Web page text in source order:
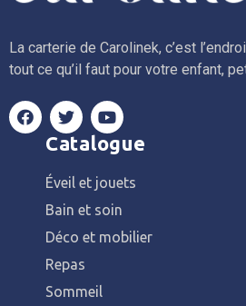
La carterie de Carolinek, c’est
tout ce qu’il faut pour votre enfant,
Catalogue
Éveil et jouets
Bain et soin
Déco et mobilier
Repas
Sommeil